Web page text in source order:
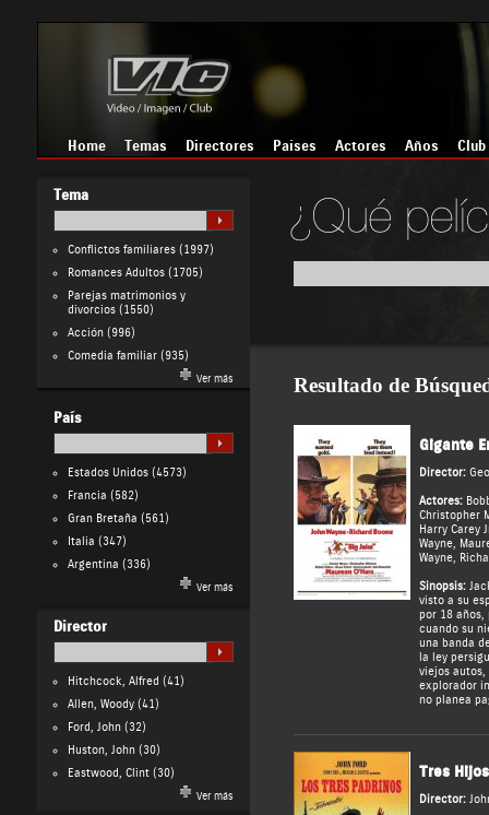
Home Temas Directores Países Actores Años Club
Tema
Conflictos familiares(1997)
Romances Adultos(1705)
Parejas matrimonios y
divorcios(1550)
Acción(996)
Comedia familiar(935)
Ver más
País
Estados Unidos(4573)
Francia (582)
Gran Bretaña (561)
Italia (347)
Argentina (336)
Ver más
Director
Hitchcock, Alfred (41)
Allen, Woody(41)
Ford, John(32)
Huston, John(30)
Eastwood, Clint(30)
Ver más
Resultado de
Gigante
Director:
Actores:
Christopher
Harry Carey
Wayne,
Wayne,
Sinopsis:
visto a su
por 18 años,
cuando su
una banda
la ley
viejos autos,
explorador
no planea
Tres
Director: